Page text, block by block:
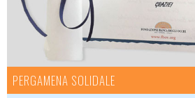
PERGAMENA SOLIDALE